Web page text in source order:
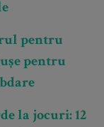
pentru
pentru
la jocuri: 12